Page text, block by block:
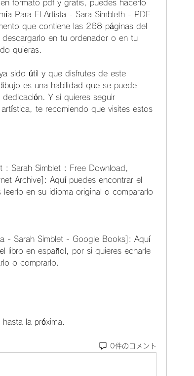
Para El Artista - Sara Simbleth - PDF
que contiene las 268 páginas del
descargarlo en tu ordenador o en tu
quieras.
es una habilidad que se puede
Y si quieres seguir
te recomiendo que visites estos
Archive]: Aquí puedes encontrar el
leerlo en su idioma original o compararlo
libro en español, por si quieres echarle
o comprarlo.
hasta la próxima.
0件のコメント